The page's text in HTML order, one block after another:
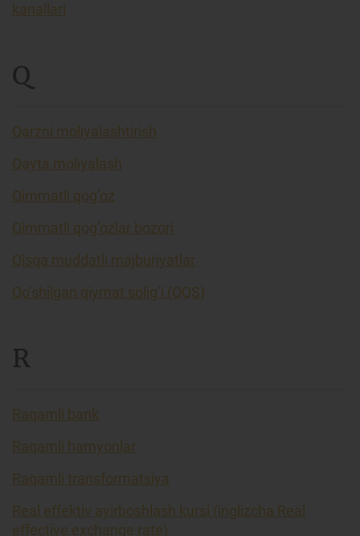
kanallari
Q
Qarzni moliyalashtirish
Qayta moliyalash
Qimmatli qog’oz
Qimmatli qog’ozlar bozori
Qisqa muddatli majburiyatlar
Qo’shilgan qiymat solig’i (QQS)
R
Raqamli bank
Raqamli hamyonlar
Raqamli transformatsiya
Real effektiv ayirboshlash kursi (inglizcha Real
effective exchange rate)